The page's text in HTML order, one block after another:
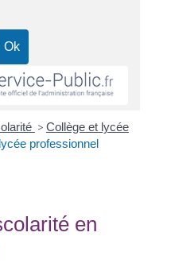
> Collège et lycée
professionnel
en